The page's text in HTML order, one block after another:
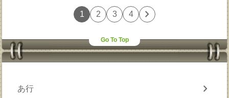
1 2 3 4 chevron_right
Go To Top
あ行 chevron_right